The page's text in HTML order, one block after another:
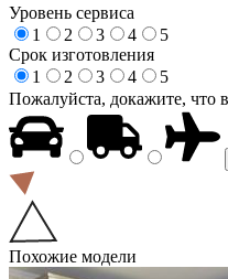
Уровень сервиса
1
2 3 4
5
Срок изготовления
1
2 3 4
5
Пожалуйста, докажите, что
Похожие модели